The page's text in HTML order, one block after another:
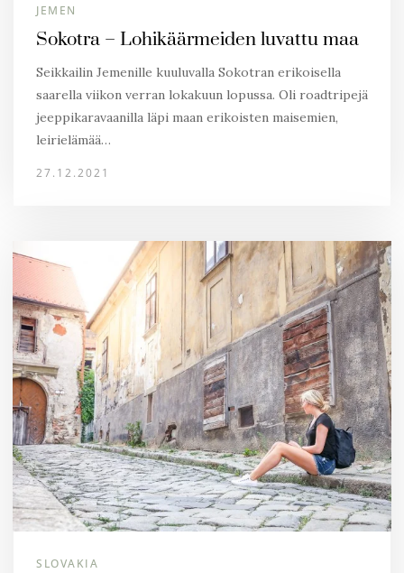
JEMEN
Sokotra – Lohikäärmeiden luvattu maa
Seikkailin Jemenille kuuluvalla Sokotran erikoisella
saarella viikon verran lokakuun lopussa. Oli roadtripejä
jeeppikaravaanilla läpi maan erikoisten maisemien,
leirielämää…
27.12.2021
SLOVAKIA